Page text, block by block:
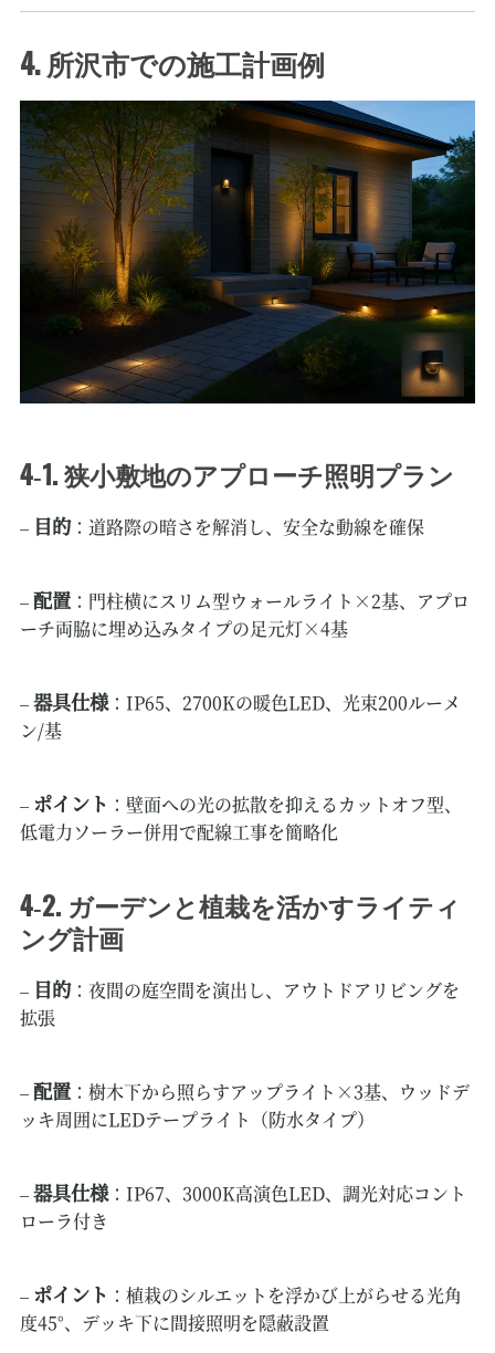
4. 所沢市での施工計画例
4‑1. 狭小敷地のアプローチ照明プラン
– 目的：道路際の暗さを解消し、安全な動線を確保
–配置：門柱横にスリム型ウォールライト×2基、アプロ
ーチ両脇に埋め込みタイプの足元灯×4基
–器具仕様：IP65、2700Kの暖色LED、光束200ルーメ
ン/基
– ポイント ：壁面への光の拡散を抑えるカットオフ型、
低電力ソーラー併用で配線工事を簡略化
4‑2. ガーデンと植栽を活かすライティ
ング計画
– 目的：夜間の庭空間を演出し、アウトドアリビングを
拡張
–配置：樹木下から照らすアップライト×3基、ウッドデ
ッキ周囲にLEDテープライト（防水タイプ）
–器具仕様：IP67、3000K高演色LED、調光対応コント
ローラ付き
– ポイント ：植栽のシルエットを浮かび上がらせる光角
度45°、デッキ下に間接照明を隠蔽設置